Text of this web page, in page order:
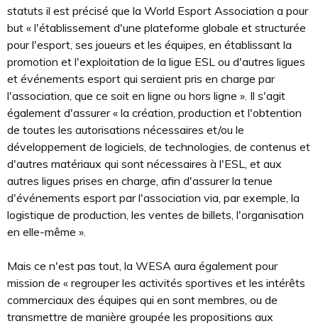
statuts il est précisé que la World Esport Association a pour
but « l'établissement d'une plateforme globale et structurée
pour l'esport, ses joueurs et les équipes, en établissant la
promotion et l'exploitation de la ligue ESL ou d'autres ligues
et événements esport qui seraient pris en charge par
l'association, que ce soit en ligne ou hors ligne ». Il s'agit
également d'assurer « la création, production et l'obtention
de toutes les autorisations nécessaires et/ou le
développement de logiciels, de technologies, de contenus et
d'autres matériaux qui sont nécessaires à l'ESL, et aux
autres ligues prises en charge, afin d'assurer la tenue
d'événements esport par l'association via, par exemple, la
logistique de production, les ventes de billets, l'organisation
en elle-même ».
Mais ce n'est pas tout, la WESA aura également pour
mission de « regrouper les activités sportives et les intérêts
commerciaux des équipes qui en sont membres, ou de
transmettre de manière groupée les propositions aux